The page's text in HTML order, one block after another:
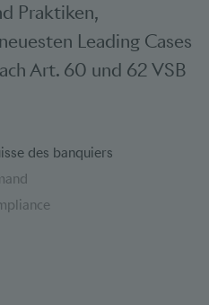
Praktiken,
Leading Cases
Art. 60 und 62 VSB
des banquiers